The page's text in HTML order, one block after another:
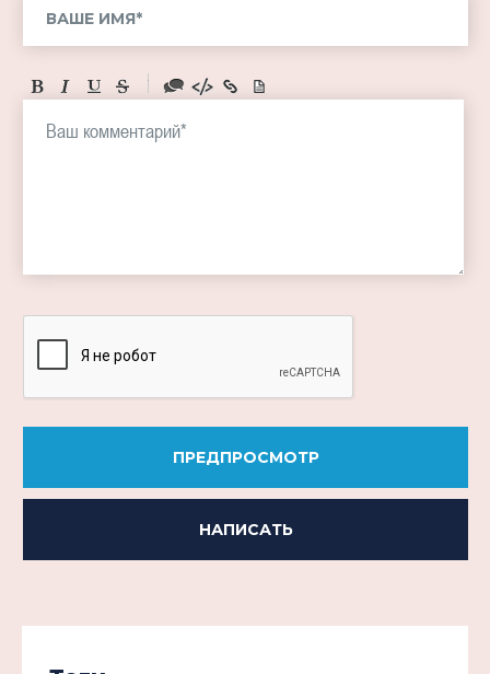
-
-
-
ПРЕДПРОСМОТР
НАПИСАТЬ